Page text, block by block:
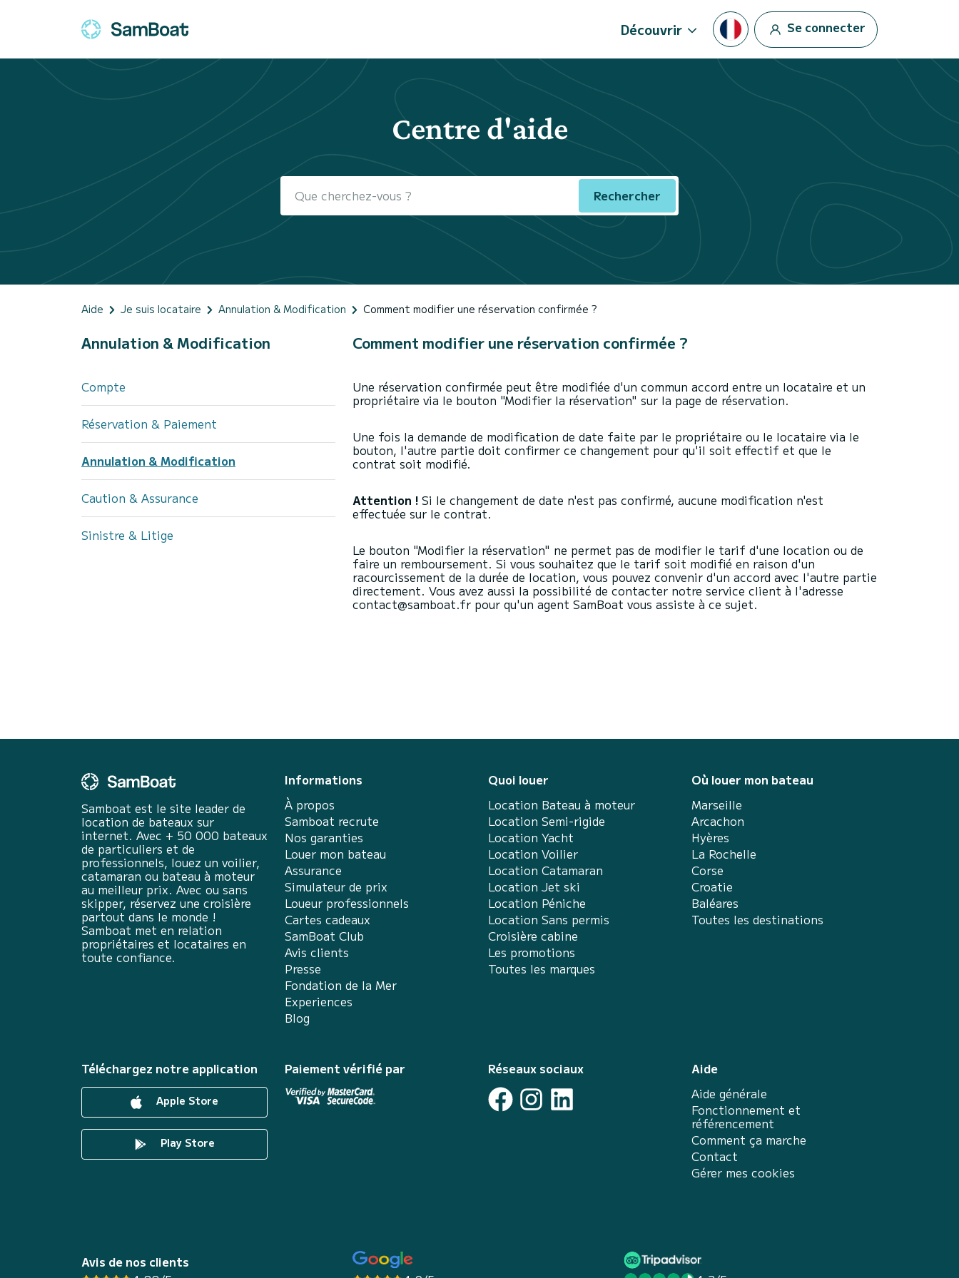
Découvrir Se connecter
Centre d'aide
Rechercher
Aide Je suis locataire Annulation & Modification Comment modifier une réservation confirmée ?
Annulation & Modification
Compte
Réservation & Paiement
Annulation & Modification
Caution & Assurance
Sinistre & Litige
Comment modifier une réservation confirmée ?
Une réservation confirmée peut être modifiée d'un commun accord entre un locataire et un
propriétaire via le bouton "Modifier la réservation" sur la page de réservation.
Une fois la demande de modification de date faite par le propriétaire ou le locataire via le
bouton, l'autre partie doit confirmer ce changement pour qu'il soit effectif et que le
contrat soit modifié.
Attention ! Si le changement de date n'est pas confirmé, aucune modification n'est
effectuée sur le contrat.
Le bouton "Modifier la réservation" ne permet pas de modifier le tarif d'une location ou de
faire un remboursement. Si vous souhaitez que le tarif soit modifié en raison d'un
racourcissement de la durée de location, vous pouvez convenir d'un accord avec l'autre partie
directement. Vous avez aussi la possibilité de contacter notre service client à l'adresse
contact@samboat.fr pour qu'un agent SamBoat vous assiste à ce sujet.
Samboat est le site leader de
location de bateaux sur
internet. Avec + 50 000 bateaux
de particuliers et de
professionnels, louez un voilier,
catamaran ou bateau à moteur
au meilleur prix. Avec ou sans
skipper, réservez une croisière
partout dans le monde !
Samboat met en relation
propriétaires et locataires en
toute confiance.
Informations
À propos
Samboat recrute
Nos garanties
Louer mon bateau
Assurance
Simulateur de prix
Loueur professionnels
Cartes cadeaux
SamBoat Club
Avis clients
Presse
Fondation de la Mer
Experiences
Blog
Quoi louer
Location Bateau à moteur
Location Semi-rigide
Location Yacht
Location Voilier
Location Catamaran
Location Jet ski
Location Péniche
Location Sans permis
Croisière cabine
Les promotions
Toutes les marques
Où louer mon bateau
Marseille
Arcachon
Hyères
La Rochelle
Corse
Croatie
Baléares
Toutes les destinations
Aide
Aide générale
Fonctionnement et
référencement
Comment ça marche
Contact
Gérer mes cookies
Téléchargez notre application
Apple Store
Play Store
Paiement vérifié par Réseaux sociaux
Avis de nos clients